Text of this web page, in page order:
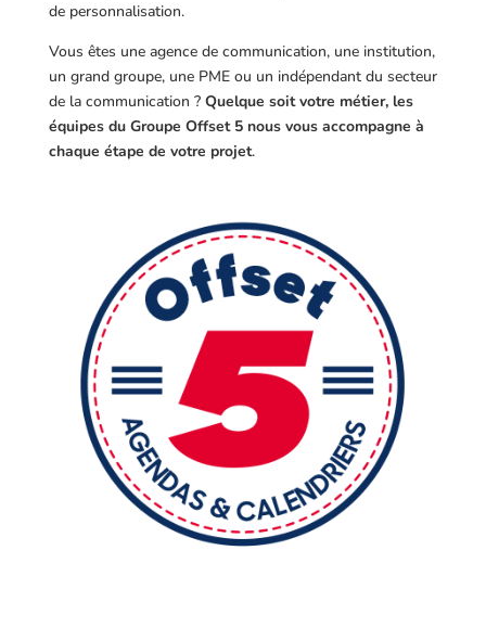
de personnalisation.
Vous êtes une agence de communication, une institution,
un grand groupe, une PME ou un indépendant du secteur
de la communication ? Quelque soit votre métier, les
équipes du Groupe Offset 5 nous vous accompagne à
chaque étape de votre projet.